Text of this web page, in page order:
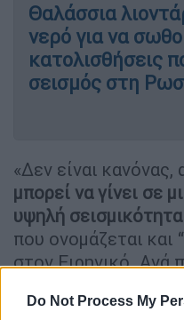
Do Not Process My
Θαλάσσια
νερό για να
κατολισθήσεις
σεισμός στη
«Δεν είναι κανόνας,
μπορεί να γίνει σε
υψηλή σεισμικότητα
που ονομάζεται και “
στον Ειρηνικό. Ανά
εκδηλωθεί ισχυρός
τέτοιο δυνατό